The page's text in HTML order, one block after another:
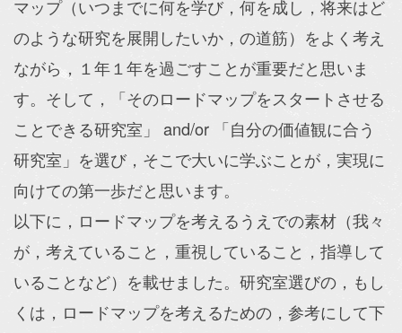
マップ（いつまでに何を学び，何を成し，将来はど
のような研究を展開したいか，の道筋）をよく考え
ながら，１年１年を過ごすことが重要だと思いま
す。そして，「そのロードマップをスタートさせる
ことできる研究室」 and/or 「自分の価値観に合う
研究室」を選び，そこで大いに学ぶことが，実現に
向けての第一歩だと思います。
以下に，ロードマップを考えるうえでの素材（我々
が，考えていること，重視していること，指導して
いることなど）を載せました。研究室選びの，もし
くは，ロードマップを考えるための，参考にして下